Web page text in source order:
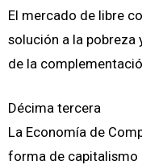
El mercado de libre
solución a la pobreza
de la
Décima tercera
La Economía de
forma de capitalismo